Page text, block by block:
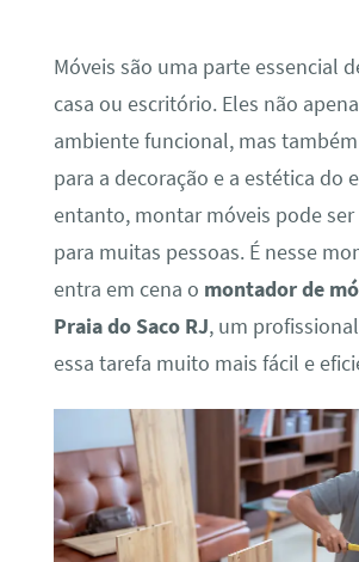
Móveis são uma parte essencial
casa ou escritório. Eles não
ambiente funcional, mas
para a decoração e a estética do
entanto, montar móveis pode
para muitas pessoas. É nesse
entra em cena o montador de
Praia do Saco RJ, um
essa tarefa muito mais fácil e